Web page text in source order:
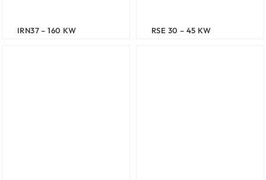
IRN37 – 160 KW RSE 30 – 45 KW